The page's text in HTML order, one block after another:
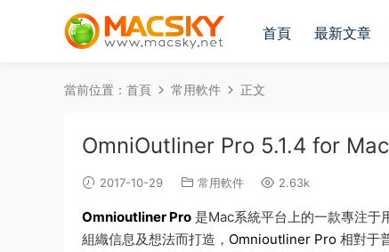
首頁 最新文章
當前位置： 首頁 常用軟件 正文
OmniOutliner Pro 5.1.4 for
2017-10-29 常用軟件 2.63k
Omnioutliner Pro 是Mac系統平台上的一款專注于
組織信息及想法而打造， Omnioutliner Pro 相對于